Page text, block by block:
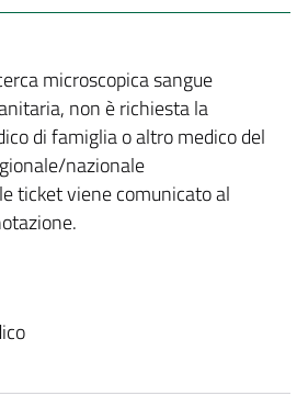
microscopica sangue
non è richiesta la
di famiglia o altro medico del
nazionale
ticket viene comunicato al